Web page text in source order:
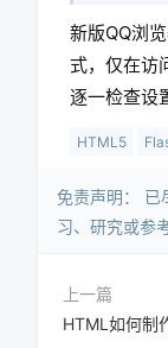
新版QQ浏
式，仅在访
逐一检查设
HTML5
免责声明：​ 已
习、研究或参
上一篇
HTML如何制